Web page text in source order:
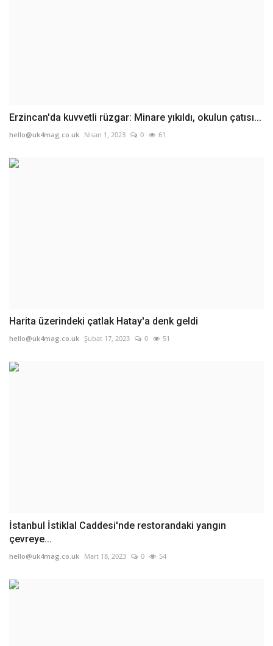
Erzincan'da kuvvetli rüzgar: Minare yıkıldı, okulun çatısı...
hello@uk4mag.co.uk Nisan 1, 2023 0 61
Harita üzerindeki çatlak Hatay'a denk geldi
hello@uk4mag.co.uk Şubat 17, 2023 0 51
İstanbul İstiklal Caddesi'nde restorandaki yangın
çevreye...
hello@uk4mag.co.uk Mart 18, 2023 0 54